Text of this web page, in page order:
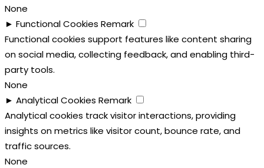
None
► Functional Cookies Remark
Functional cookies support features like content sharing
on social media, collecting feedback, and enabling third-
party tools.
None
► Analytical Cookies Remark
Analytical cookies track visitor interactions, providing
insights on metrics like visitor count, bounce rate, and
traffic sources.
None